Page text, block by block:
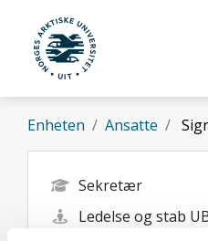
Gå til hovedinnhold
UiT Norges arktiske
Enheten Ansatte
Sekretær
Ledelse og stab